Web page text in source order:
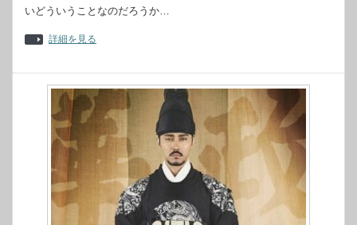
いどういうことなのだろうか…
詳細を見る